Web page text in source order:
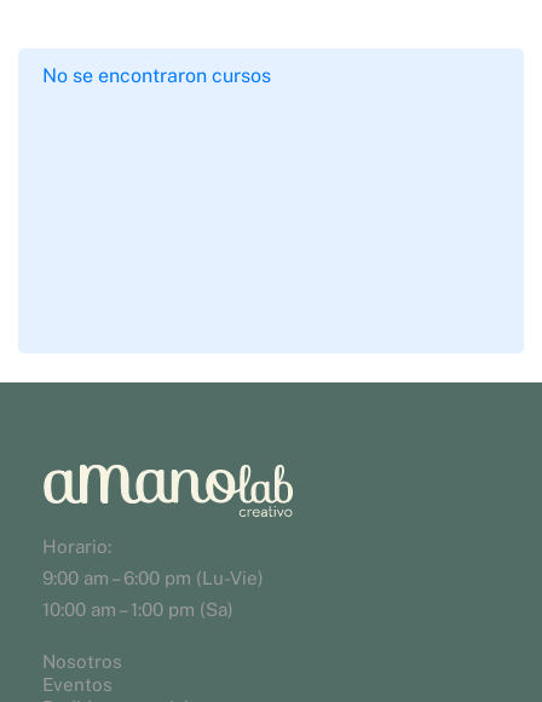
No se encontraron cursos
Horario:
9:00 am – 6:00 pm (Lu-Vie)
10:00 am – 1:00 pm (Sa)
Nosotros
Eventos